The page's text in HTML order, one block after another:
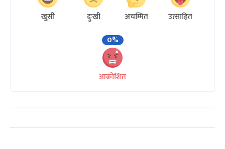
खुसी दुःखी अचम्मित
उत्साहित
0%
आक्रोशित